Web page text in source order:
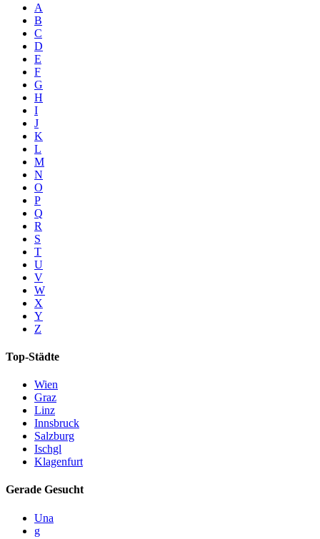
A
B
C
D
E
F
G
H
I
J
K
L
M
N
O
P
Q
R
S
T
U
V
W
X
Y
Z
Top-Städte
Wien
Graz
Linz
Innsbruck
Salzburg
Ischgl
Klagenfurt
Gerade Gesucht
Una
g